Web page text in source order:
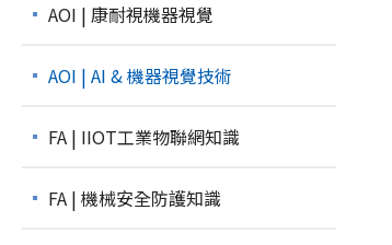
AOI | 康耐視機器視覺
AOI | AI & 機器視覺技術
FA | IIOT工業物聯網知識
FA | 機械安全防護知識